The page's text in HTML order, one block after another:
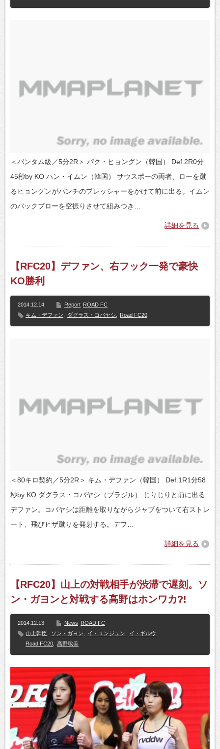
＜バンタム級／5分2R＞ パク・ヒョングン（韓国） Def.2R0分
45秒by KO ハン・イムン（韓国） サウスポーの両者、ローを蹴
るヒョングンがパンチのプレッシャーをかけて前に出る。イムン
のバックブローを空振りさせて組みつき…
詳細を見る
【RFC20】デファン、右フック一発で豪快
KO勝利
2014.12.14 Report ROAD FC
キム・デファン
ダグラス・コバヤシ Road FC20
＜80キロ契約／5分2R＞ キム・デファン（韓国） Def.1R1分58
秒by KO ダグラス・コバヤシ（ブラジル） じりじりと前に出る
デファン。コバヤシは距離を取りながらジャブをついて右ストレ
ート、飛びヒザ蹴りを発射する。デフ…
詳細を見る
【RFC20】山上の対戦相手が渋滞で遅刻。ソ
ン・ガヨンと対戦する高野はホンワカ?!
2014.12.13 News
ROAD FC
山上幹臣
ソン・ガヨン イ・ユンジュン イ・ギルウ
Road FC20
高野聡美